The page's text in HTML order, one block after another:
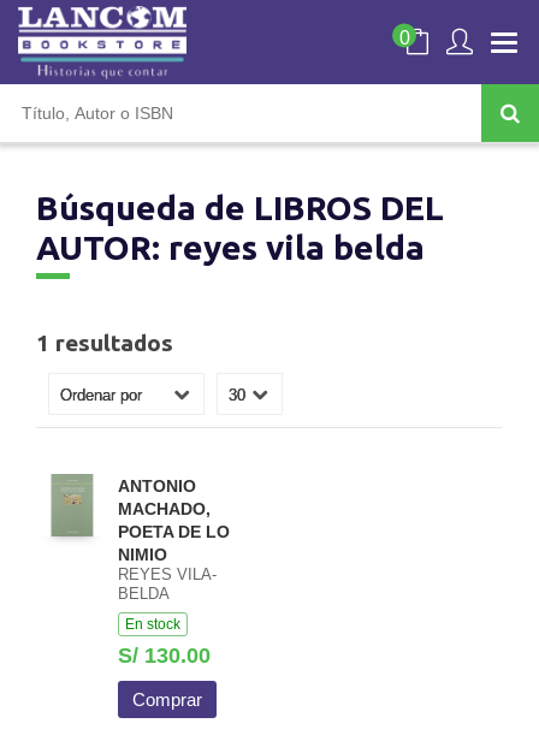
0
Búsqueda de LIBROS DEL
AUTOR: reyes vila belda
1 resultados
ANTONIO
MACHADO,
POETA DE LO
NIMIO
REYES VILA-
BELDA
En stock
S/ 130.00
Comprar